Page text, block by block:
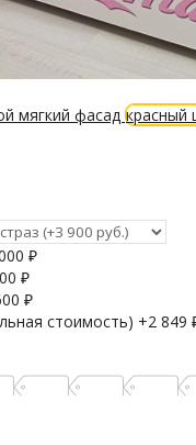
мягкий фасад красный
₽
₽
₽
стоимость) +2 849